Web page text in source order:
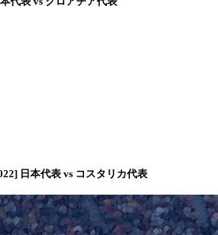
日本代表 vs コスタリカ代表